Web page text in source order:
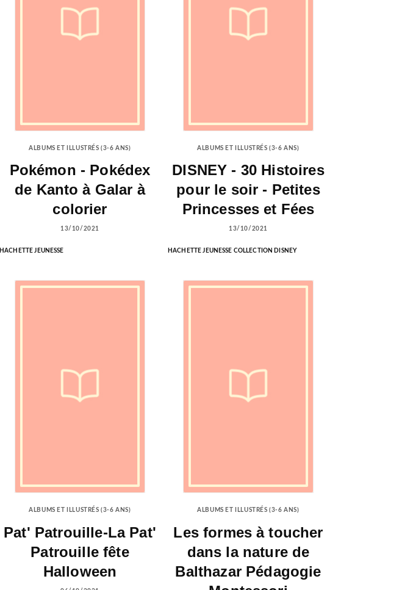
ALBUMS ET ILLUSTRÉS (3-6 ANS)
Pokémon - Pokédex
de Kanto à Galar à
colorier
13/10/2021
HACHETTE JEUNESSE
ALBUMS ET ILLUSTRÉS (3-6 ANS)
DISNEY - 30 Histoires
pour le soir - Petites
Princesses et Fées
13/10/2021
HACHETTE JEUNESSE COLLECTION DISNEY
ALBUMS ET ILLUSTRÉS (3-6 ANS)
Pat' Patrouille-La Pat'
Patrouille fête
Halloween
ALBUMS ET ILLUSTRÉS (3-6 ANS)
Les formes à toucher
dans la nature de
Balthazar Pédagogie